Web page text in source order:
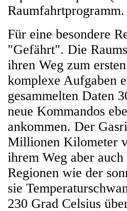
Raumfahrtprogramm.
Für eine besondere
"Gefährt". Die
ihren Weg zum
komplexe Aufgaben
gesammelten Daten
neue Kommandos
ankommen. Der
Millionen Kilometer
ihrem Weg aber
Regionen wie der
sie
230 Grad Celsius